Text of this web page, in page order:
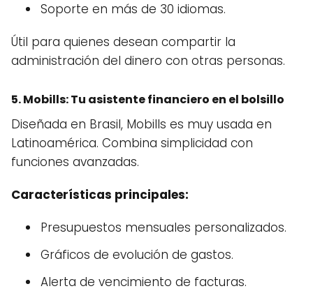
Soporte en más de 30 idiomas.
Útil para quienes desean compartir la
administración del dinero con otras personas.
5.Mobills: Tu asistente financiero en el bolsillo
Diseñada en Brasil, Mobills es muy usada en
Latinoamérica. Combina simplicidad con
funciones avanzadas.
Características principales:
Presupuestos mensuales personalizados.
Gráficos de evolución de gastos.
Alerta de vencimiento de facturas.